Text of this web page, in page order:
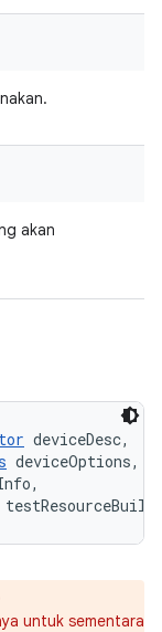
akan
deviceDesc,
deviceOptions,
untuk sementara